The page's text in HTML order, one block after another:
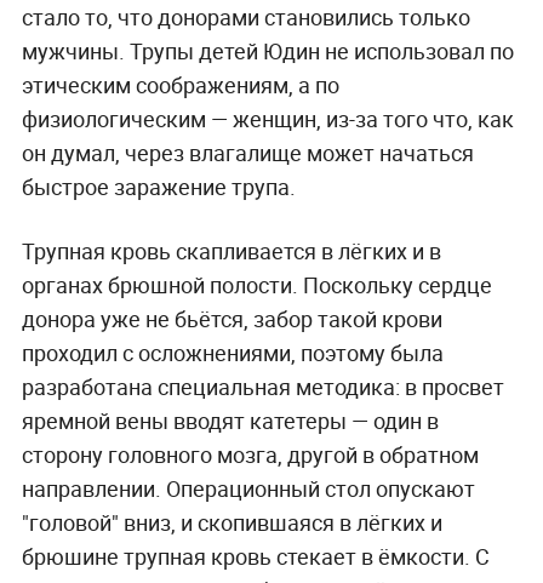
стало то, что донорами становились только
мужчины. Трупы детей Юдин не использовал по
этическим соображениям, а по
физиологическим — женщин, из-за того что, как
он думал, через влагалище может начаться
быстрое заражение трупа.
Трупная кровь скапливается в лёгких и в
органах брюшной полости. Поскольку сердце
донора уже не бьётся, забор такой крови
проходил с осложнениями, поэтому была
разработана специальная методика: в просвет
яремной вены вводят катетеры — один в
сторону головного мозга, другой в обратном
направлении. Операционный стол опускают
"головой" вниз, и скопившаяся в лёгких и
брюшине трупная кровь стекает в ёмкости. С